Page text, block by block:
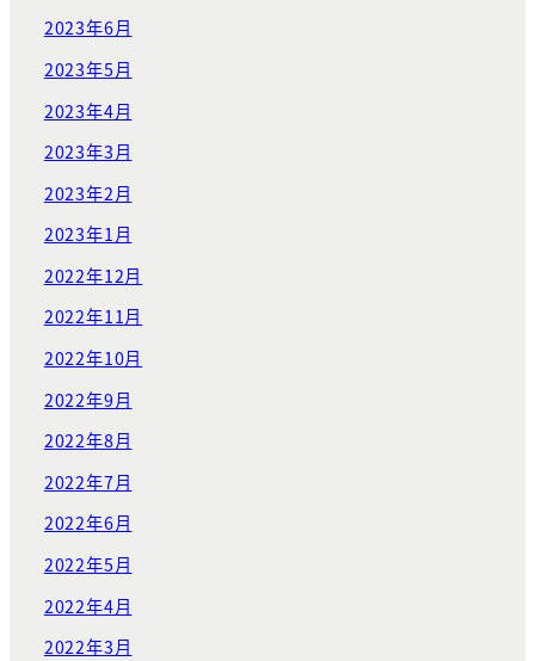
2023年6月
2023年5月
2023年4月
2023年3月
2023年2月
2023年1月
2022年12月
2022年11月
2022年10月
2022年9月
2022年8月
2022年7月
2022年6月
2022年5月
2022年4月
2022年3月